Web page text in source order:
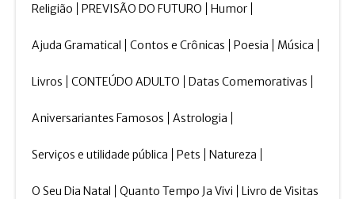
Religião PREVISÃO DO FUTURO Humor
Ajuda Gramatical Contos e Crônicas Poesia Música
Livros CONTEÚDO ADULTO Datas Comemorativas
Aniversariantes Famosos Astrologia
Serviços e utilidade pública Pets Natureza
O Seu Dia Natal Quanto Tempo Ja Vivi Livro de Visitas